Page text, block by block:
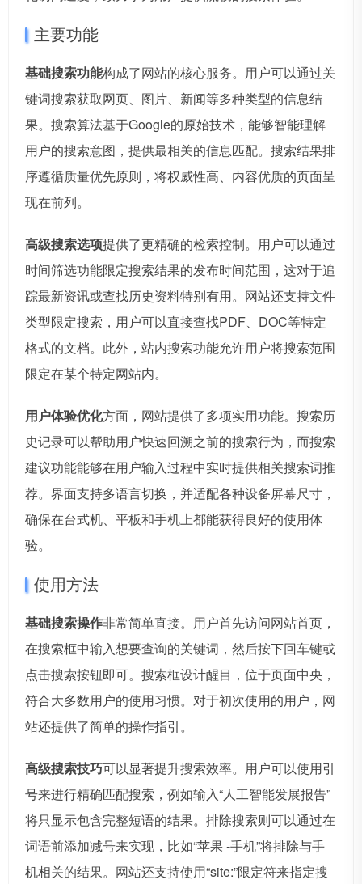
主要功能
基础搜索功能构成了网站的核心服务。用户可以通过关
键词搜索获取网页、图片、新闻等多种类型的信息结
果。搜索算法基于Google的原始技术，能够智能理解
用户的搜索意图，提供最相关的信息匹配。搜索结果排
序遵循质量优先原则，将权威性高、内容优质的页面呈
现在前列。
高级搜索选项提供了更精确的检索控制。用户可以通过
时间筛选功能限定搜索结果的发布时间范围，这对于追
踪最新资讯或查找历史资料特别有用。网站还支持文件
类型限定搜索，用户可以直接查找PDF、DOC等特定
格式的文档。此外，站内搜索功能允许用户将搜索范围
限定在某个特定网站内。
用户体验优化方面，网站提供了多项实用功能。搜索历
史记录可以帮助用户快速回溯之前的搜索行为，而搜索
建议功能能够在用户输入过程中实时提供相关搜索词推
荐。界面支持多语言切换，并适配各种设备屏幕尺寸，
确保在台式机、平板和手机上都能获得良好的使用体
验。
使用方法
基础搜索操作非常简单直接。用户首先访问网站首页，
在搜索框中输入想要查询的关键词，然后按下回车键或
点击搜索按钮即可。搜索框设计醒目，位于页面中央，
符合大多数用户的使用习惯。对于初次使用的用户，网
站还提供了简单的操作指引。
高级搜索技巧可以显著提升搜索效率。用户可以使用引
号来进行精确匹配搜索，例如输入“人工智能发展报告”
将只显示包含完整短语的结果。排除搜索则可以通过在
词语前添加减号来实现，比如“苹果 -手机”将排除与手
机相关的结果。网站还支持使用“site:”限定符来指定搜